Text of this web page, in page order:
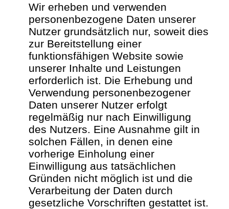
Wir erheben und verwenden
personenbezogene Daten unserer
Nutzer grundsätzlich nur, soweit dies
zur Bereitstellung einer
funktionsfähigen Website sowie
unserer Inhalte und Leistungen
erforderlich ist. Die Erhebung und
Verwendung personenbezogener
Daten unserer Nutzer erfolgt
regelmäßig nur nach Einwilligung
des Nutzers. Eine Ausnahme gilt in
solchen Fällen, in denen eine
vorherige Einholung einer
Einwilligung aus tatsächlichen
Gründen nicht möglich ist und die
Verarbeitung der Daten durch
gesetzliche Vorschriften gestattet ist.